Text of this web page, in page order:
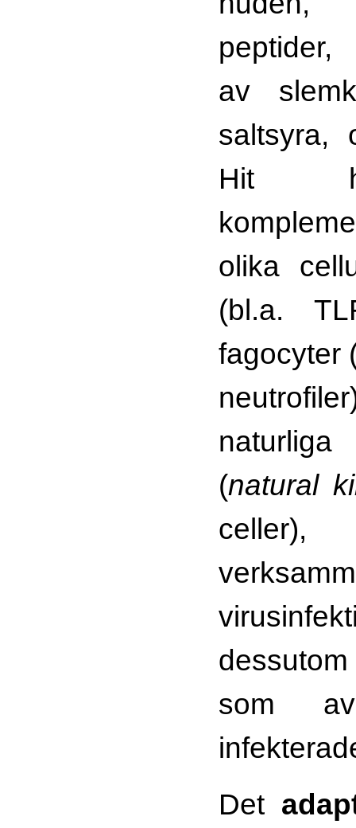
peptider,
av
saltsyra,
Hit
olika
(bl.a.
fagocyter
(natural
som
Det